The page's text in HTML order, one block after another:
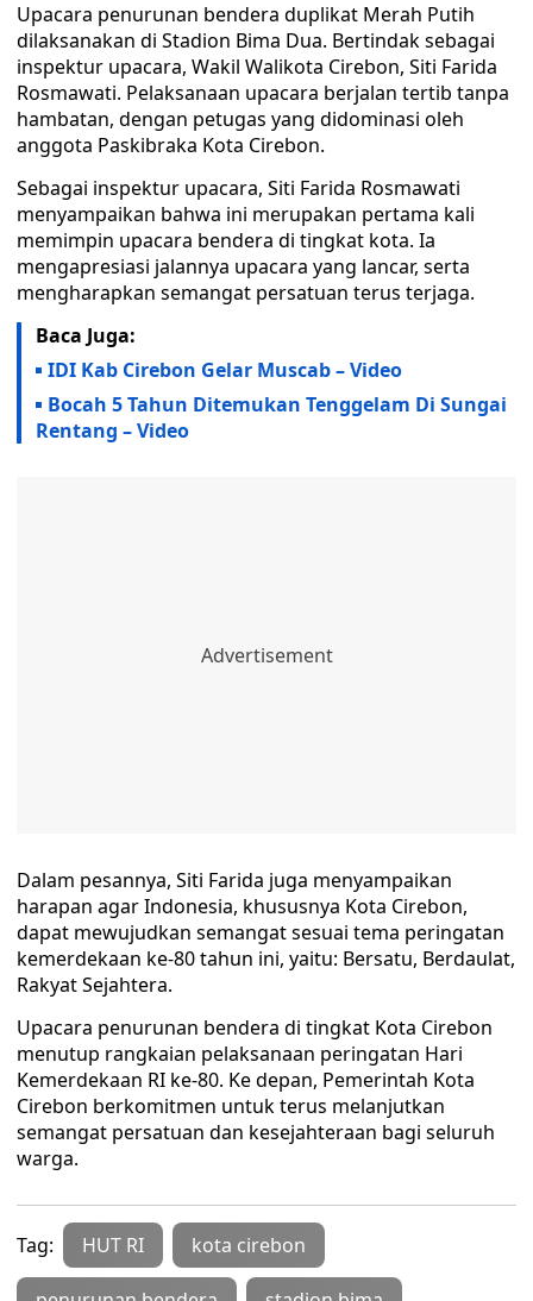
Upacara penurunan bendera duplikat Merah Putih
dilaksanakan di Stadion Bima Dua. Bertindak sebagai
inspektur upacara, Wakil Walikota Cirebon, Siti Farida
Rosmawati. Pelaksanaan upacara berjalan tertib tanpa
hambatan, dengan petugas yang didominasi oleh
anggota Paskibraka Kota Cirebon.
Sebagai inspektur upacara, Siti Farida Rosmawati
menyampaikan bahwa ini merupakan pertama kali
memimpin upacara bendera di tingkat kota. Ia
mengapresiasi jalannya upacara yang lancar, serta
mengharapkan semangat persatuan terus terjaga.
Baca Juga:
IDI Kab Cirebon Gelar Muscab – Video
Bocah 5 Tahun Ditemukan Tenggelam Di Sungai
Rentang – Video
Dalam pesannya, Siti Farida juga menyampaikan
harapan agar Indonesia, khususnya Kota Cirebon,
dapat mewujudkan semangat sesuai tema peringatan
kemerdekaan ke-80 tahun ini, yaitu: Bersatu, Berdaulat,
Rakyat Sejahtera.
Upacara penurunan bendera di tingkat Kota Cirebon
menutup rangkaian pelaksanaan peringatan Hari
Kemerdekaan RI ke-80. Ke depan, Pemerintah Kota
Cirebon berkomitmen untuk terus melanjutkan
semangat persatuan dan kesejahteraan bagi seluruh
warga.
Tag: HUT RI kota cirebon